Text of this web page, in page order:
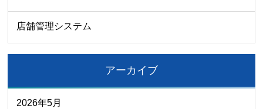
店舗管理システム
アーカイブ
2026年5月